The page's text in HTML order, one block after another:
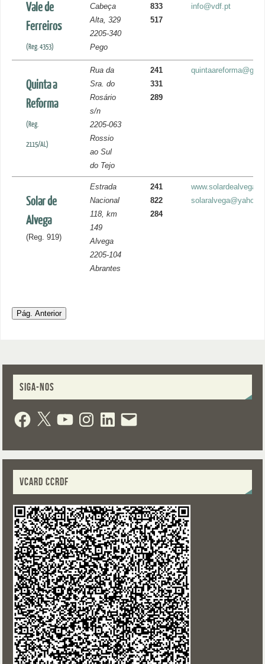
Vale de
Ferreiros
(Reg. 4353)
Cabeça
Alta, 329
2205-340
Pego
833
517
info@vdf.pt
Quinta a
Reforma
(Reg.
2115/AL)
Rua da
Sra. do
Rosário
s/n
2205-063
Rossio
ao Sul
do Tejo
241
331
289
Solar de
Alvega
(Reg. 919)
Estrada
Nacional
118, km
149
Alvega
2205-104
Abrantes
241
822
284
Pág. Anterior
SIGA-NOS
VCARD CCRDF